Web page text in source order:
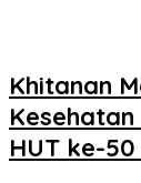
Khitanan
HUT ke-